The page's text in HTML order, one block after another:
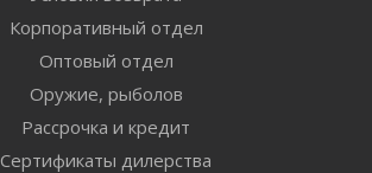
Корпоративный отдел
Оптовый отдел
Оружие, рыболов
Рассрочка и кредит
Сертификаты дилерства